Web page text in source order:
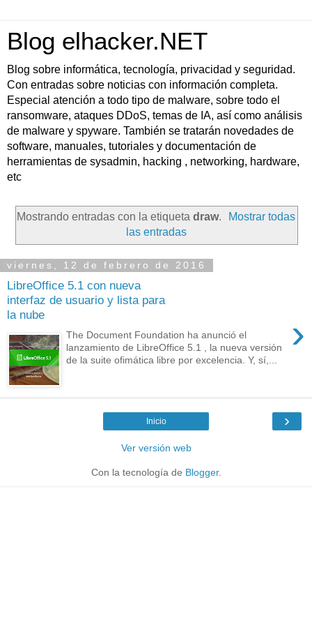
Blog elhacker.NET
Blog sobre informática, tecnología, privacidad y seguridad.
Con entradas sobre noticias con información completa.
Especial atención a todo tipo de malware, sobre todo el
ransomware, ataques DDoS, temas de IA, así como análisis
de malware y spyware. También se tratarán novedades de
software, manuales, tutoriales y documentación de
herramientas de sysadmin, hacking , networking, hardware,
etc
Mostrando entradas con la etiqueta draw.
Mostrar todas
las entradas
viernes, 12 de febrero de 2016
LibreOffice 5.1 con nueva
interfaz de usuario y lista para
la nube
›
The Document Foundation ha anunció el
lanzamiento de LibreOffice 5.1 , la nueva versión
de la suite ofimática libre por excelencia. Y, sí,...
›
Inicio
Ver versión web
Con la tecnología de Blogger.